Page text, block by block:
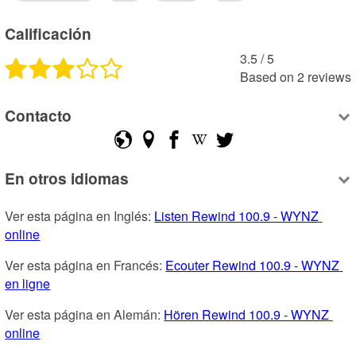
Calificación
3.5 /5
Based on 2 reviews
Contacto
En otros idiomas
Ver esta página en Inglés: Listen Rewind 100.9 - WYNZ
online
Ver esta página en Francés: Ecouter Rewind 100.9 - WYNZ
en ligne
Ver esta página en Alemán: Hören Rewind 100.9 - WYNZ
online